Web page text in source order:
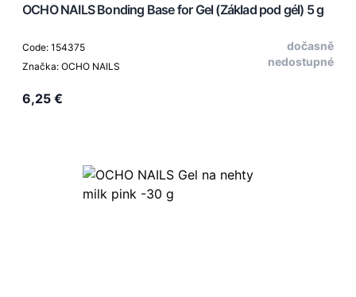
OCHO NAILS Bonding Base for Gel (Základ pod gél) 5 g
Code: 154375
Značka: OCHO NAILS
dočasně
nedostupné
6,25 €